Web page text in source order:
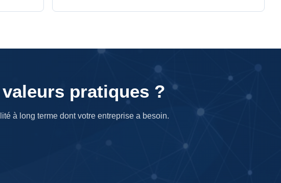
pratiques ?
à long terme dont votre entreprise a besoin.